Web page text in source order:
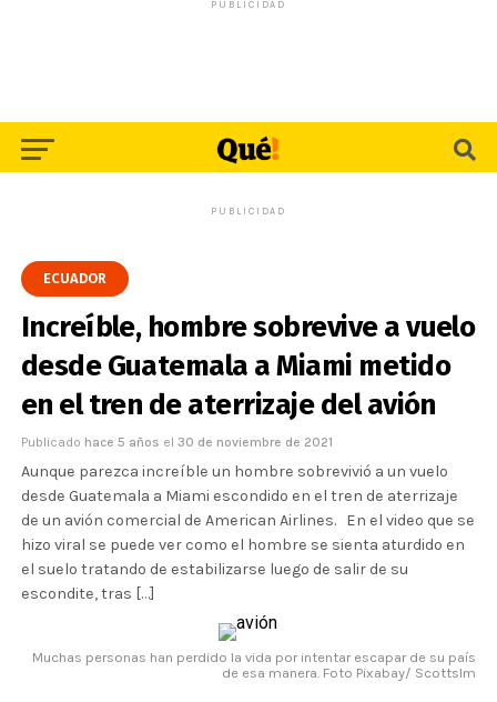
PUBLICIDAD
PUBLICIDAD
ECUADOR
Increíble, hombre sobrevive a vuelo
desde Guatemala a Miami metido
en el tren de aterrizaje del avión
Publicado hace 5 años el 30 de noviembre de 2021
Aunque parezca increíble un hombre sobrevivió a un vuelo
desde Guatemala a Miami escondido en el tren de aterrizaje
de un avión comercial de American Airlines. En el video que se
hizo viral se puede ver como el hombre se sienta aturdido en
el suelo tratando de estabilizarse luego de salir de su
escondite, tras […]
Muchas personas han perdido la vida por intentar escapar de su país
de esa manera. Foto Pixabay/ Scottslm